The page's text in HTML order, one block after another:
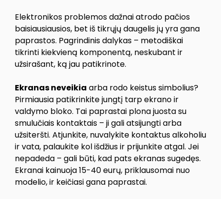
Elektronikos problemos dažnai atrodo pačios
baisiausiausios, bet iš tikrųjų daugelis jų yra gana
paprastos. Pagrindinis dalykas – metodiškai
tikrinti kiekvieną komponentą, neskubant ir
užsirašant, ką jau patikrinote.
Ekranas neveikia arba rodo keistus simbolius?
Pirmiausia patikrinkite jungtį tarp ekrano ir
valdymo bloko. Tai paprastai plona juosta su
smulučiais kontaktais – ji gali atsijungti arba
užsiteršti. Atjunkite, nuvalykite kontaktus alkoholiu
ir vata, palaukite kol išdžius ir prijunkite atgal. Jei
nepadeda – gali būti, kad pats ekranas sugedęs.
Ekranai kainuoja 15-40 eurų, priklausomai nuo
modelio, ir keičiasi gana paprastai.